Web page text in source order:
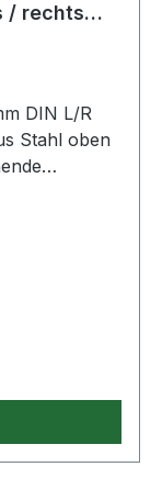
/ rechts
DIN L/R
Stahl oben
· Falle
·
15
EN 12 209
mit